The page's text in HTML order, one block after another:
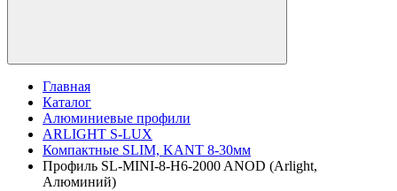
Главная
Каталог
Алюминиевые профили
ARLIGHT S-LUX
Компактные SLIM, KANT 8-30мм
Профиль SL-MINI-8-H6-2000 ANOD (Arlight,
Алюминий)